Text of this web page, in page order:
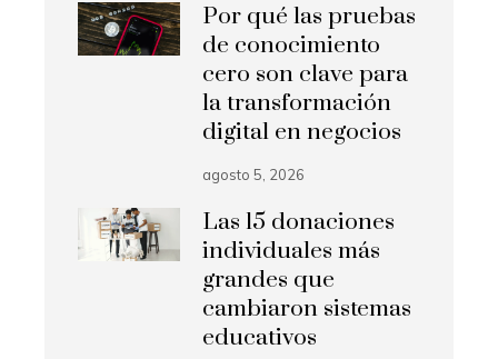
Por qué las pruebas
de conocimiento
cero son clave para
la transformación
digital en negocios
agosto 5, 2026
Las 15 donaciones
individuales más
grandes que
cambiaron sistemas
educativos